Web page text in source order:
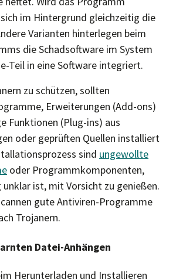
im Hintergrund gleichzeitig die
Varianten hinterlegen beim
die Schadsoftware im System
Teil in eine Software integriert.
zu schützen, sollten
Erweiterungen (Add-ons)
Funktionen (Plug-ins) aus
oder geprüften Quellen installiert
sind ungewollte
oder Programmkomponenten,
ist, mit Vorsicht zu genießen.
gute Antiviren-Programme
Trojanern.
Datei-Anhängen
Herunterladen und Installieren